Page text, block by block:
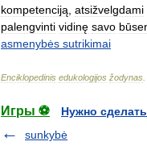
kompetenciją atsižvelgdami
palengvinti vidinę savo
asmenybės sutrikimai
Enciklopedinis edukologijos žodynas
Игры ⚽
Нужно
sunkybė